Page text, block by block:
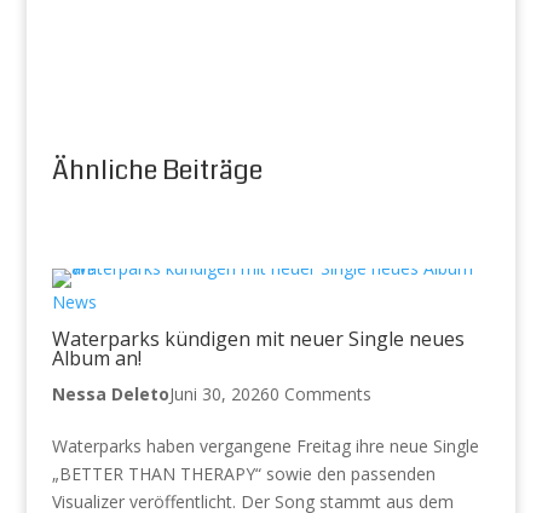
Ähnliche Beiträge
News
Waterparks kündigen mit neuer Single neues
Album an!
Nessa DeletoJuni 30, 20260 Comments
Waterparks haben vergangene Freitag ihre neue Single
„BETTER THAN THERAPY“ sowie den passenden
Visualizer veröffentlicht. Der Song stammt aus dem